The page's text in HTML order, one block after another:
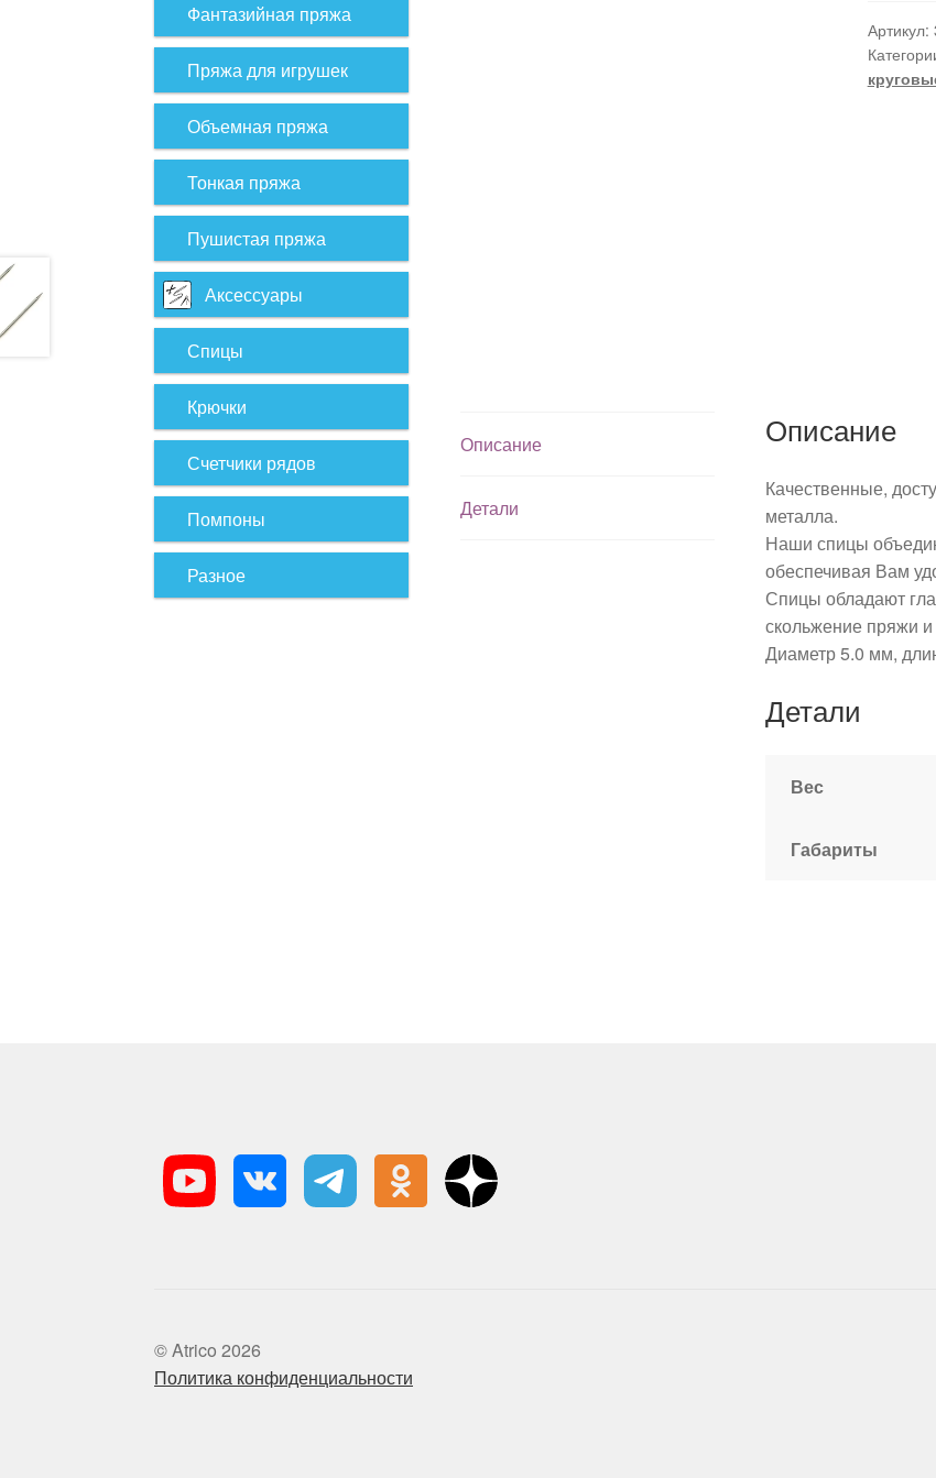
Артикул:
Описание
Детали
Описание
Качественные,
металла.
Наши спицы
обеспечивая Вам
Спицы обладают
скольжение пряжи
Диаметр 5.0 мм,
Детали
Вес
Габариты
Фантазийная пряжа
Пряжа для игрушек
Объемная пряжа
Тонкая пряжа
Пушистая пряжа
Аксессуары
Спицы
Крючки
Счетчики рядов
Помпоны
Разное
© Atrico 2026
Политика конфиденциальности